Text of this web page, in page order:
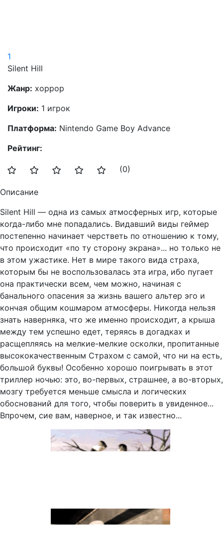
1
Silent Hill
Жанр: хоррор
Игроки: 1 игрок
Платформа: Nintendo Game Boy Advance
Рейтинг:
(0)
Описание
Silent Hill — одна из самых атмосферных игр, которые
когда-либо мне попадались. Видавший виды геймер
постепенно начинает черстветь по отношению к тому,
что происходит «по ту сторону экрана»... но только не
в этом ужастике. Нет в мире такого вида страха,
которым бы не воспользовалась эта игра, ибо пугает
она практически всем, чем можно, начиная с
банального опасения за жизнь вашего альтер эго и
кончая общим кошмаром атмосферы. Никогда нельзя
знать наверняка, что же именно происходит, а крыша
между тем успешно едет, теряясь в догадках и
расщепляясь на мелкие-мелкие осколки, пропитанные
высококачественным Страхом с самой, что ни на есть,
большой буквы! Особенно хорошо поигрывать в этот
триллер ночью: это, во-первых, страшнее, а во-вторых,
мозгу требуется меньше смысла и логических
обоснований для того, чтобы поверить в увиденное...
Впрочем, сие вам, наверное, и так известно...